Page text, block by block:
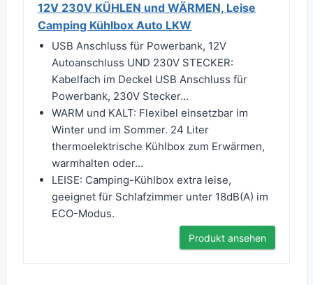
12V 230V KÜHLEN und WÄRMEN, Leise
Camping Kühlbox Auto LKW
USB Anschluss für Powerbank, 12V
Autoanschluss UND 230V STECKER:
Kabelfach im Deckel USB Anschluss für
Powerbank, 230V Stecker...
WARM und KALT: Flexibel einsetzbar im
Winter und im Sommer. 24 Liter
thermoelektrische Kühlbox zum Erwärmen,
warmhalten oder...
LEISE: Camping-Kühlbox extra leise,
geeignet für Schlafzimmer unter 18dB(A) im
ECO-Modus.
Produkt ansehen